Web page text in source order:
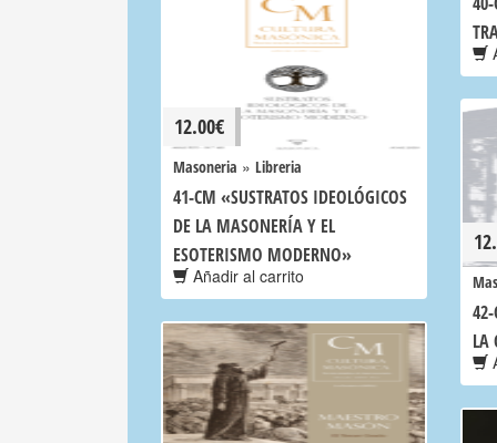
12.00€
Masoneria » Libreria
41-CM «SUSTRATOS IDEOLÓGICOS
DE LA MASONERÍA Y EL
ESOTERISMO MODERNO»
Añadir al carrito
LA